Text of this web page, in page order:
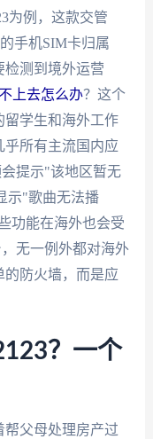
为例，这款交管
手机SIM卡归属
检测到境外运营
上去怎么办？这个
留学生和海外工作
乎所有主流国内应
提示"该地区暂无
示"歌曲无法播
功能在海外也会受
无一例外都对海外
防火墙，而是应
？一个
帮父母处理房产过